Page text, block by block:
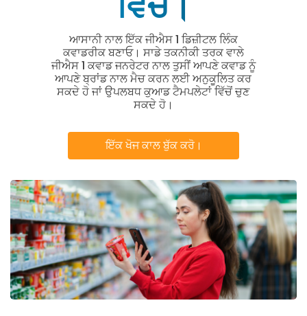
ਆਸਾਨੀ ਨਾਲ ਇੱਕ ਜੀਐਸ 1 ਡਿਜ਼ੀਟਲ ਲਿੰਕ
ਕਵਾਡਰੀਕ ਬਣਾਓ। ਸਾਡੇ ਤਕਨੀਕੀ ਤਰਕ ਵਾਲੇ
ਜੀਐਸ 1 ਕਵਾਡ ਜਨਰੇਟਰ ਨਾਲ ਤੁਸੀਂ ਆਪਣੇ ਕਵਾਡ ਨੂੰ
ਆਪਣੇ ਬ੍ਰਾਂਡ ਨਾਲ ਮੈਚ ਕਰਨ ਲਈ ਅਨੁਕੂਲਿਤ ਕਰ
ਸਕਦੇ ਹੋ ਜਾਂ ਉਪਲਬਧ ਕੁਆਡ ਟੈਮਪਲੇਟਾਂ ਵਿੱਚੋਂ ਚੁਣ
ਸਕਦੇ ਹੋ।
ਇੱਕ ਖੋਜ ਕਾਲ ਬੁੱਕ ਕਰੋ।